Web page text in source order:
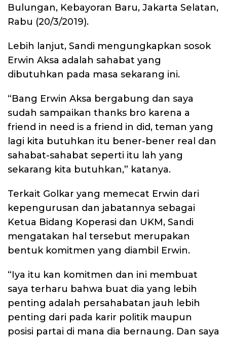
Bulungan, Kebayoran Baru, Jakarta Selatan,
Rabu (20/3/2019).
Lebih lanjut, Sandi mengungkapkan sosok
Erwin Aksa adalah sahabat yang
dibutuhkan pada masa sekarang ini.
“Bang Erwin Aksa bergabung dan saya
sudah sampaikan thanks bro karena a
friend in need is a friend in did, teman yang
lagi kita butuhkan itu bener-bener real dan
sahabat-sahabat seperti itu lah yang
sekarang kita butuhkan,” katanya.
Terkait Golkar yang memecat Erwin dari
kepengurusan dan jabatannya sebagai
Ketua Bidang Koperasi dan UKM, Sandi
mengatakan hal tersebut merupakan
bentuk komitmen yang diambil Erwin.
“Iya itu kan komitmen dan ini membuat
saya terharu bahwa buat dia yang lebih
penting adalah persahabatan jauh lebih
penting dari pada karir politik maupun
posisi partai di mana dia bernaung. Dan saya